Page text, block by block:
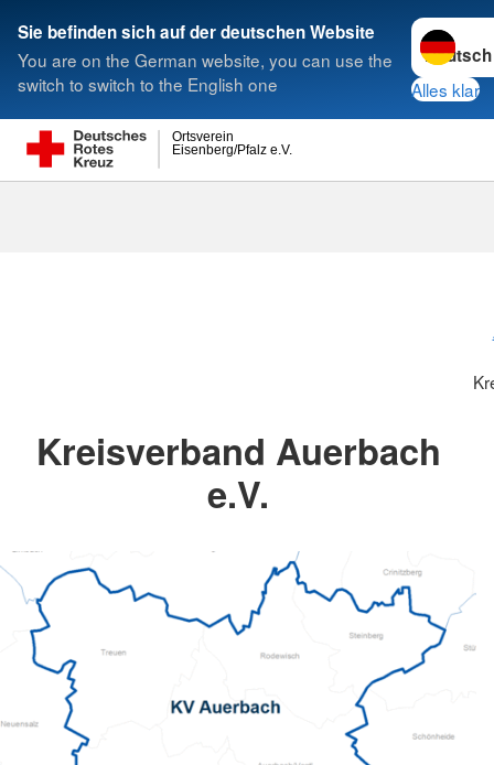
Sie befinden sich auf der deutschen Website
You are on the German website, you can use the
switch to switch to the English one
Sprache
Alles klar
Eisenberg/Pfalz e.V.
Ortsverein
Suche
Kreisverband Auerbach
e.V.